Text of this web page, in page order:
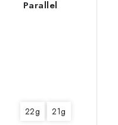
Parallel
22g 21g